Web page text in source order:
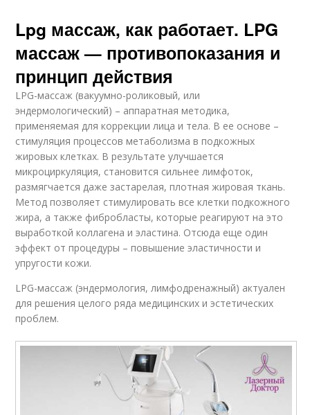
Lpg массаж, как работает. LPG
массаж — противопоказания и
принцип действия
LPG-массаж (вакуумно-роликовый, или
эндермологический) – аппаратная методика,
применяемая для коррекции лица и тела. В ее основе –
стимуляция процессов метаболизма в подкожных
жировых клетках. В результате улучшается
микроциркуляция, становится сильнее лимфоток,
размягчается даже застарелая, плотная жировая ткань.
Метод позволяет стимулировать все клетки подкожного
жира, а также фибробласты, которые реагируют на это
выработкой коллагена и эластина. Отсюда еще один
эффект от процедуры – повышение эластичности и
упругости кожи.
LPG-массаж (эндермология, лимфодренажный) актуален
для решения целого ряда медицинских и эстетических
проблем.